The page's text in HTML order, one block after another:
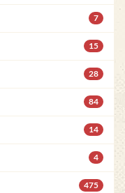
7
15
28
84
14
4
475